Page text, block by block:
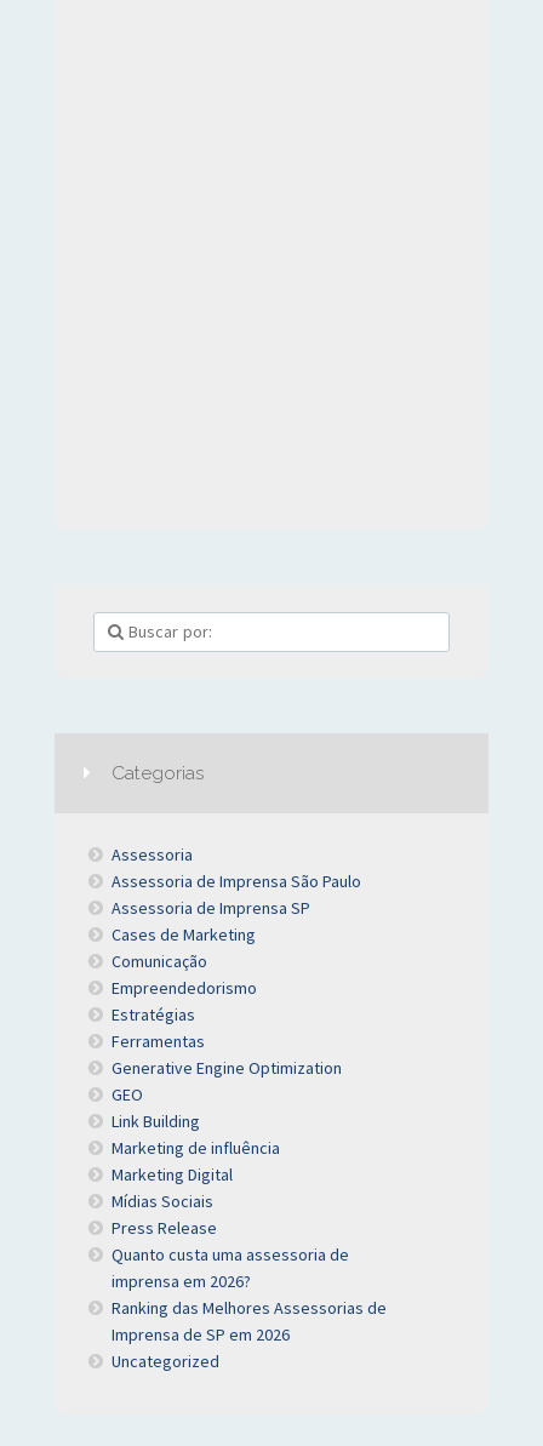
Categorias
Assessoria
Assessoria de Imprensa São Paulo
Assessoria de Imprensa SP
Cases de Marketing
Comunicação
Empreendedorismo
Estratégias
Ferramentas
Generative Engine Optimization
GEO
Link Building
Marketing de influência
Marketing Digital
Mídias Sociais
Press Release
Quanto custa uma assessoria de
imprensa em 2026?
Ranking das Melhores Assessorias de
Imprensa de SP em 2026
Uncategorized